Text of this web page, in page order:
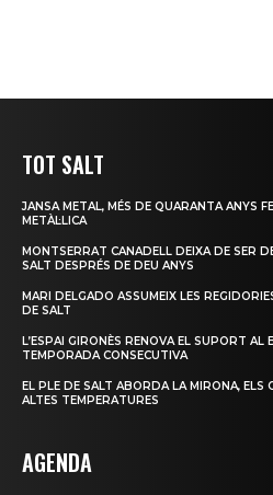
TOT SALT
JANSA METAL, MÉS DE QUARANTA ANYS
METÀL·LICA
MONTSERRAT CANADELL DEIXA DE SER
SALT DESPRÉS DE DEU ANYS
MARI DELGADO ASSUMEIX LES
DE SALT
L’ESPAI GIRONÈS RENOVA EL SUPORT AL
TEMPORADA CONSECUTIVA
EL PLE DE SALT ABORDA LA MIRONA, ELS
ALTES TEMPERATURES
AGENDA